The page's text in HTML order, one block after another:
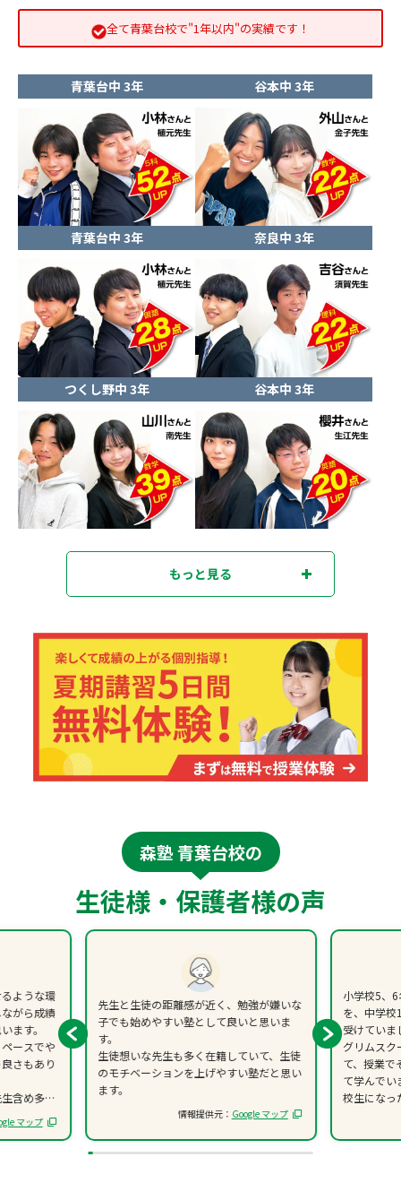
全て青葉台校で"1年以内"の実績です！
青葉台中 3年 谷本中 3年
青葉台中 3年 奈良中 3年
つくし野中 3年 谷本中 3年
もっと見る
森塾 青葉台校の
生徒様・保護者様の声
ような環
がら成績
ます。
ースでや
さもあり
含め多く
中で先の
両親、生
マップ
先生と生徒の距離感が近く、勉強が嫌いな
子でも始めやすい塾として良いと思いま
す。
生徒想いな先生も多く在籍していて、生徒
のモチベーションを上げやすい塾だと思い
ます。
情報提供元： Google マップ
小学校5、
を、中学校
受けてい
グリムスク
て、授業で
て学んでい
校生になっ